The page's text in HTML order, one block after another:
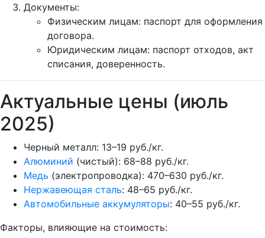
Документы:
Физическим лицам: паспорт для оформления
договора.
Юридическим лицам: паспорт отходов, акт
списания, доверенность.
Актуальные цены (июль
2025)
Черный металл: 13–19 руб./кг.
Алюминий (чистый): 68–88 руб./кг.
Медь (электропроводка): 470–630 руб./кг.
Нержавеющая сталь: 48–65 руб./кг.
Автомобильные аккумуляторы: 40–55 руб./кг.
Факторы, влияющие на стоимость: